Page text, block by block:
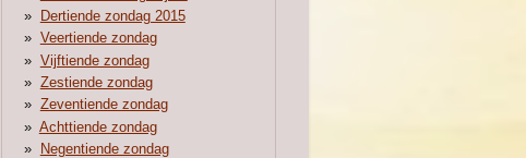
Dertiende zondag 2015
Veertiende zondag
Vijftiende zondag
Zestiende zondag
Zeventiende zondag
Achttiende zondag
Negentiende zondag